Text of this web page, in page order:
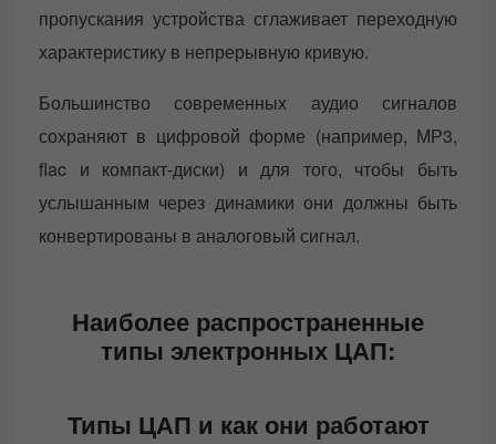
пропускания устройства сглаживает переходную
характеристику в непрерывную кривую.
Большинство современных аудио сигналов
сохраняют в цифровой форме (например, МР3,
flac и компакт-диски) и для того, чтобы быть
услышанным через динамики они должны быть
конвертированы в аналоговый сигнал.
Наиболее распространенные
типы электронных ЦАП:
Типы ЦАП и как они работают